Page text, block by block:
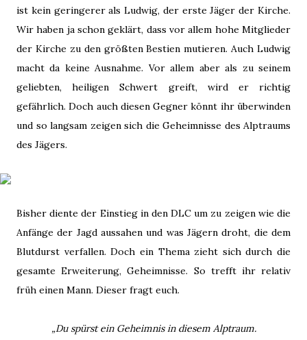
ist kein geringerer als Ludwig, der erste Jäger der Kirche.
Wir haben ja schon geklärt, dass vor allem hohe Mitglieder
der Kirche zu den größten Bestien mutieren. Auch Ludwig
macht da keine Ausnahme. Vor allem aber als zu seinem
geliebten, heiligen Schwert greift, wird er richtig
gefährlich. Doch auch diesen Gegner könnt ihr überwinden
und so langsam zeigen sich die Geheimnisse des Alptraums
des Jägers.
Bisher diente der Einstieg in den DLC um zu zeigen wie die
Anfänge der Jagd aussahen und was Jägern droht, die dem
Blutdurst verfallen. Doch ein Thema zieht sich durch die
gesamte Erweiterung, Geheimnisse. So trefft ihr relativ
früh einen Mann. Dieser fragt euch.
„Du spürst ein Geheimnis in diesem Alptraum.